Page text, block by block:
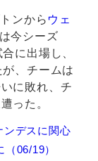
ンから ウェ
今シーズ
に出場し、
、チームは
に敗れ、チ
った。
ンデスに関心
06/19）